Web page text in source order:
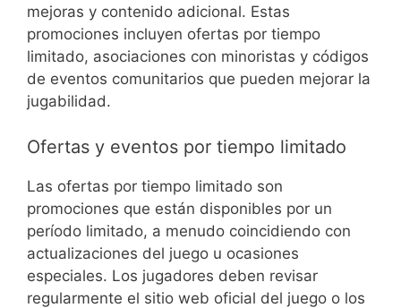
mejoras y contenido adicional. Estas
promociones incluyen ofertas por tiempo
limitado, asociaciones con minoristas y códigos
de eventos comunitarios que pueden mejorar la
jugabilidad.
Ofertas y eventos por tiempo limitado
Las ofertas por tiempo limitado son
promociones que están disponibles por un
período limitado, a menudo coincidiendo con
actualizaciones del juego u ocasiones
especiales. Los jugadores deben revisar
regularmente el sitio web oficial del juego o los